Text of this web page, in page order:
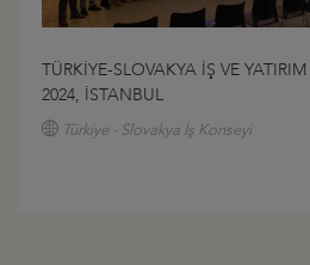
TÜRKİYE-SLOVAKYA İŞ VE
2024, İSTANBUL
Türkiye - Slovakya İş Konseyi